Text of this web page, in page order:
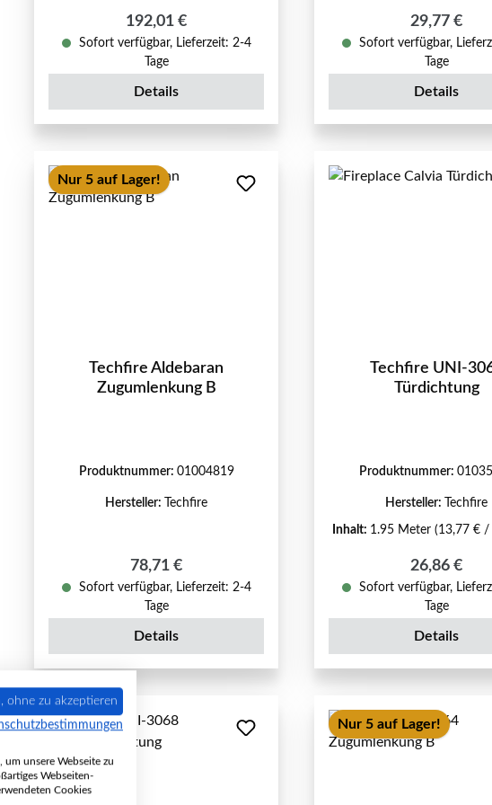
Regulärer Preis:
192,01 €
Sofort verfügbar, Lieferzeit: 2-4
Tage
Details
Regulärer
29,77 €
Sofort verfügbar,
Tage
Details
Nur 5 auf Lager!
Techfire Aldebaran
Zugumlenkung B
Produktnummer: 01004819
Hersteller: Techfire
Regulärer Preis:
78,71 €
Sofort verfügbar, Lieferzeit: 2-4
Tage
Details
Techfire UNI-
Türdichtung
Produktnummer:
Hersteller: Techfire
Inhalt: 1.95 Meter(13,77 €
Regulärer
26,86 €
Sofort verfügbar,
Tage
Details
Nur 5 auf Lager!
ohne zu akzeptieren
unsere Webseite zu
Webseiten-
Cookies